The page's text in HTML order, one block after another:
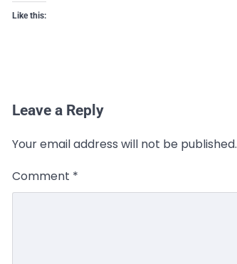
Like this:
Leave a Reply
Your email address will not be published.
Comment *